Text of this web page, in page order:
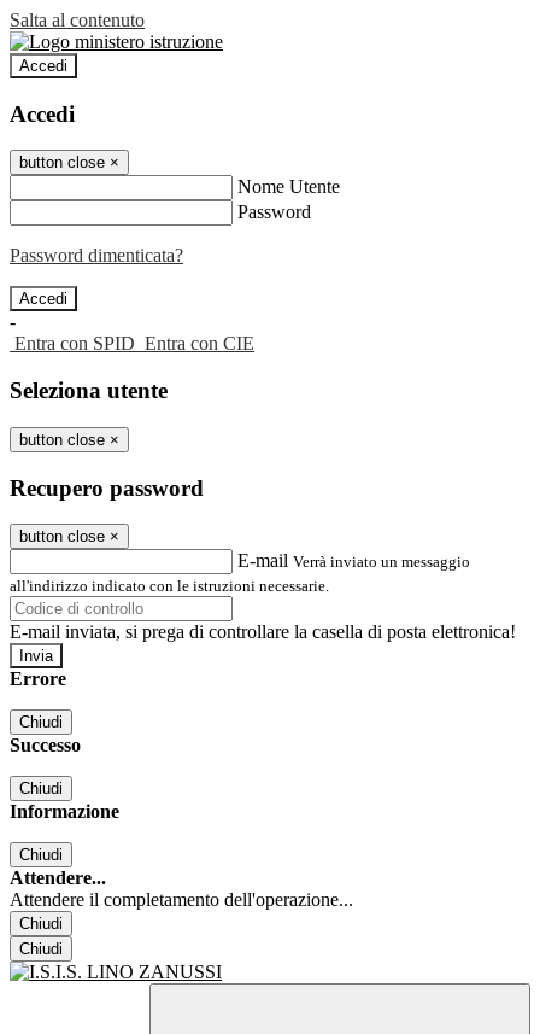
Salta al contenuto
Accedi
Accedi
button close ×
Nome Utente
Password
Password dimenticata?
-
Entra con SPID Entra con CIE
Seleziona utente
button close ×
Recupero password
button close ×
E-mail Verrà inviato un messaggio
all'indirizzo indicato con le istruzioni necessarie.
E-mail inviata, si prega di controllare la casella di posta elettronica!
Errore
Chiudi
Successo
Chiudi
Informazione
Chiudi
Attendere...
Attendere il completamento dell'operazione...
Chiudi
Chiudi